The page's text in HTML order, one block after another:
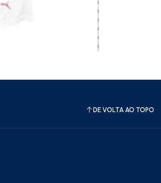
DE VOLTA AO TOPO